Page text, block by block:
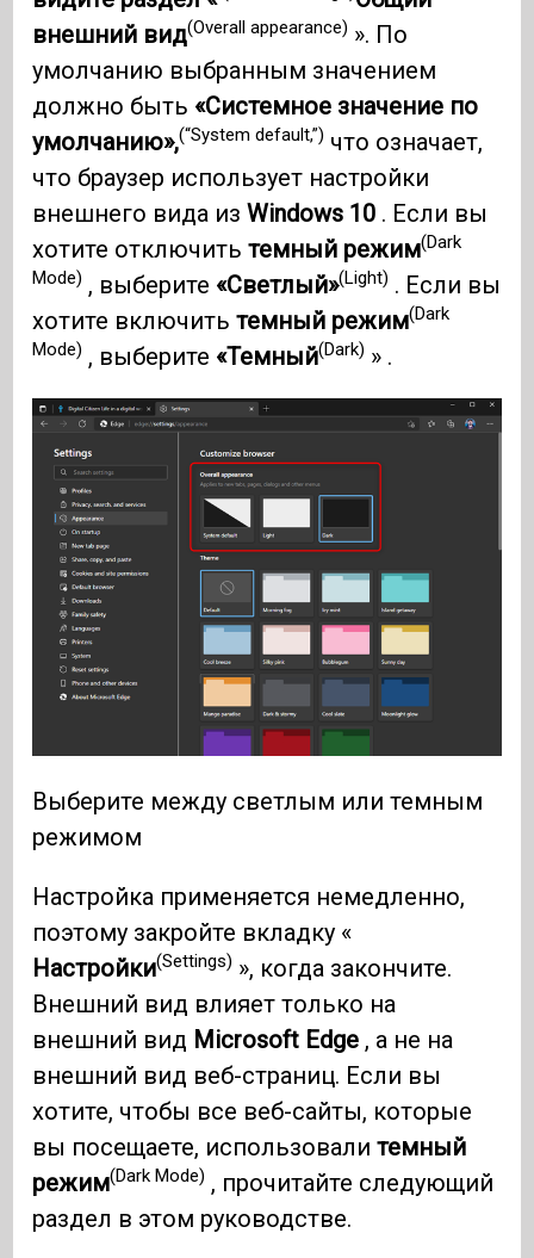
внешний вид(Overall appearance) ». По
умолчанию выбранным значением
должно быть «Системное значение по
умолчанию»,(“System default,”) что означает,
что браузер использует настройки
внешнего вида изWindows 10 . Если вы
хотите отключитьтемный режим(Dark
Mode) , выберите «Светлый»(Light) . Если вы
хотите включитьтемный режим(Dark
Mode) , выберите «Темный(Dark) » .
Выберите между светлым или темным
режимом
Настройка применяется немедленно,
поэтому закройте вкладку «
Настройки(Settings) », когда закончите.
Внешний вид влияет только на
внешний вид Microsoft Edge , а не на
внешний вид веб-страниц. Если вы
хотите, чтобы все веб-сайты, которые
вы посещаете, использовалитемный
режим(Dark Mode) , прочитайте следующий
раздел в этом руководстве.